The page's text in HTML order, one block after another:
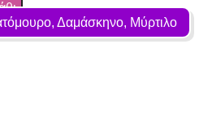
Δαμάσκηνο, Μύρτιλο